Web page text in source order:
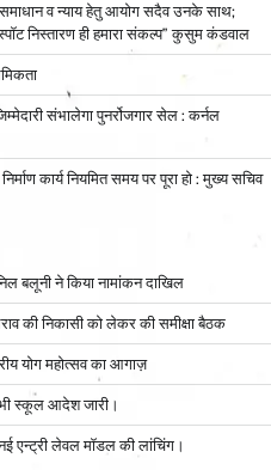
समाधान व न्याय हेतु आयोग सदैव उनके साथ;
निस्तारण ही हमारा संकल्प” कुसुम कंडवाल
संभालेगा पुनर्रोजगार सेल : कर्नल
कार्य नियमित समय पर पूरा हो : मुख्य सचिव
बलूनी ने किया नामांकन दाखिल
की निकासी को लेकर की समीक्षा बैठक
योग महोत्सव का आगाज़
स्कूल आदेश जारी।
एन्ट्री लेवल मॉडल की लांचिंग।